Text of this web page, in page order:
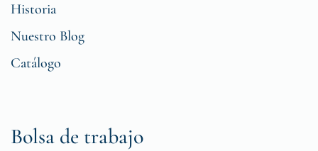
Historia
Nuestro Blog
Catálogo
Bolsa de trabajo